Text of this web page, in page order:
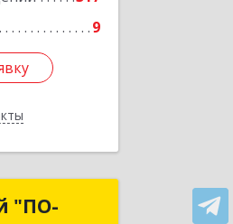
9
"ПО-"ПО-